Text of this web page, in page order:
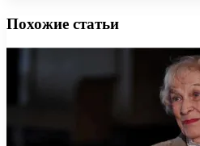
Похожие статьи